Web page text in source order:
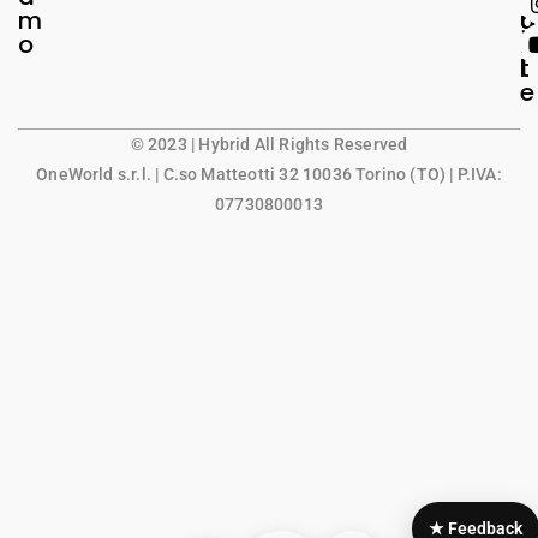
m
o
g
a
l
e
u
n
t
© 2023 | Hybrid All Rights Reserved
OneWorld s.r.l. | C.so Matteotti 32 10036 Torino (TO) | P.IVA:
07730800013
★ Feedback